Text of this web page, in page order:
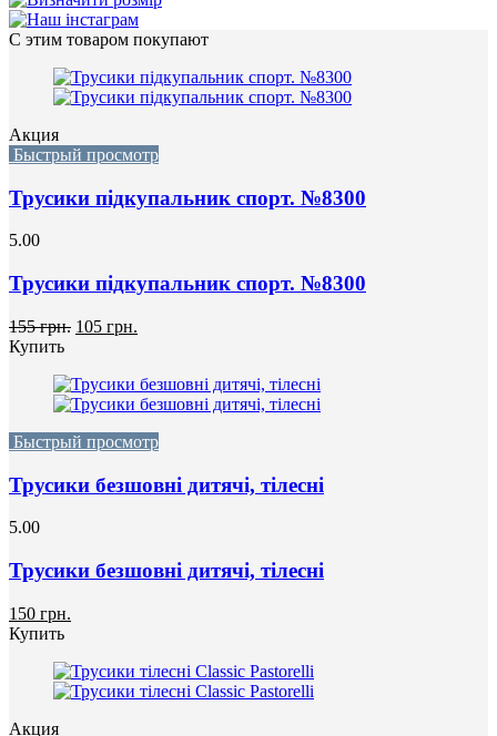
С этим товаром покупают
Акция
Быстрый просмотр
Трусики підкупальник спорт. №8300
5.00
Трусики підкупальник спорт. №8300
155 грн. 105 грн.
Купить
Быстрый просмотр
Трусики безшовні дитячі, тілесні
5.00
Трусики безшовні дитячі, тілесні
150 грн.
Купить
Акция